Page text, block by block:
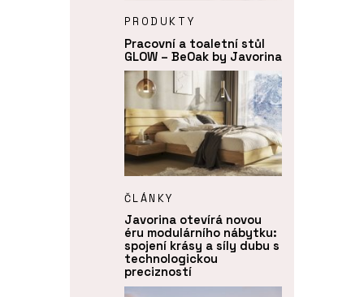
PRODUKTY
Pracovní a toaletní stůl
GLOW – BeOak by Javorina
ČLÁNKY
Javorina otevírá novou
éru modulárního nábytku:
spojení krásy a síly dubu s
technologickou
precizností